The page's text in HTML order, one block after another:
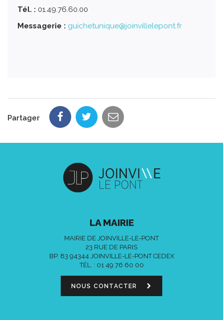
Tél. : 01.49.76.60.00
Messagerie : guichetunique@joinvillelepont.fr
Partager
LA MAIRIE
MAIRIE DE JOINVILLE-LE-PONT
23 RUE DE PARIS
BP. 83 94344 JOINVILLE-LE-PONT CEDEX
TÉL. : 01 49 76 60 00
NOUS CONTACTER